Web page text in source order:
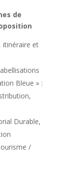
de
itinéraire et
Bleue » :
Durable,
/